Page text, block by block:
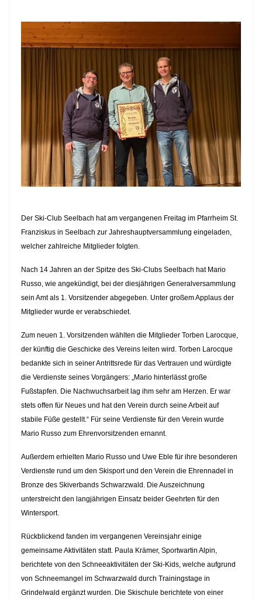
Der Ski-Club Seelbach hat am vergangenen Freitag im Pfarrheim St.
Franziskus in Seelbach zur Jahreshauptversammlung eingeladen,
welcher zahlreiche Mitglieder folgten.
Nach 14 Jahren an der Spitze des Ski-Clubs Seelbach hat Mario
Russo, wie angekündigt, bei der diesjährigen Generalversammlung
sein Amt als 1. Vorsitzender abgegeben. Unter großem Applaus der
Mitglieder wurde er verabschiedet.
Zum neuen 1. Vorsitzenden wählten die Mitglieder Torben Larocque,
der künftig die Geschicke des Vereins leiten wird. Torben Larocque
bedankte sich in seiner Antrittsrede für das Vertrauen und würdigte
die Verdienste seines Vorgängers: „Mario hinterlässt große
Fußstapfen. Die Nachwuchsarbeit lag ihm sehr am Herzen. Er war
stets offen für Neues und hat den Verein durch seine Arbeit auf
stabile Füße gestellt.“ Für seine Verdienste für den Verein wurde
Mario Russo zum Ehrenvorsitzenden ernannt.
Außerdem erhielten Mario Russo und Uwe Eble für ihre besonderen
Verdienste rund um den Skisport und den Verein die Ehrennadel in
Bronze des Skiverbands Schwarzwald. Die Auszeichnung
unterstreicht den langjährigen Einsatz beider Geehrten für den
Wintersport.
Rückblickend fanden im vergangenen Vereinsjahr einige
gemeinsame Aktivitäten statt. Paula Krämer, Sportwartin Alpin,
berichtete von den Schneeaktivitäten der Ski-Kids, welche aufgrund
von Schneemangel im Schwarzwald durch Trainingstage in
Grindelwald ergänzt wurden. Die Skischule berichtete von einer